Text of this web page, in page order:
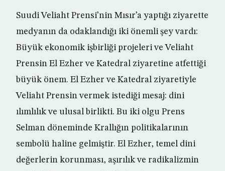
Suudi Veliaht Prensi’nin Mısır’a yaptığı ziyarette
medyanın da odaklandığı iki önemli şey vardı:
Büyük ekonomik işbirliği projeleri ve Veliaht
Prensin El Ezher ve Katedral ziyaretine atfettiği
büyük önem. El Ezher ve Katedral ziyaretiyle
Veliaht Prensin vermek istediği mesaj: dini
ılımlılık ve ulusal birlikti. Bu iki olgu Prens
Selman döneminde Krallığın politikalarının
sembolü haline gelmiştir. El Ezher, temel dini
değerlerin korunması, aşırılık ve radikalizmin